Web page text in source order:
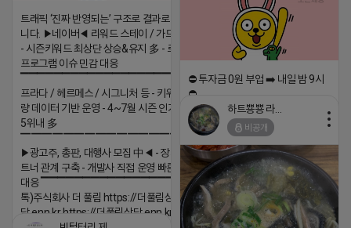
트래픽 ‘진짜 반영되는’ 구조로 결과로 보여드립
니다. ▶네이버◀ 리워드 스테이 / 가드 / 자몽 등
- 시즌키워드 최상단 상승&유지 多 - 로직변화,
프로그램 이슈 민감 대응
▔▔▔▔▔▔▔▔▔▔▔▔▔▔▔▔▔▔ ▶쿠팡◀
프라다 / 헤르메스 / 시그니처 등 - 키워드 검색
량 데이터 기반 운영 - 4~7월 시즌 인기 키워드
5위내 多
▔▔▔▔▔▔▔▔▔▔▔▔▔▔▔▔▔▔
▶광고주, 총판, 대행사 모집 中◀ - 장기 협업 파
트너 관계 구축 - 개발사 직접 운영 빠른 피드백
대응 ▔▔▔▔▔▔▔▔▔▔▔▔▔▔▔▔▔▔ (카
톡)주식회사 더 풀림 https://더풀림상
담.enn.kr https://더풀림상담.enn.kr
⛔️ 투자금 0원 부업 ➡️ 내일 밤 9시
⛔️
2026-04-18 17:23
하트뿅뿅 라이언
비공개